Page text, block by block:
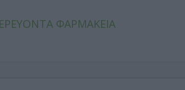
ΦΑΡΜΑΚΕΙΑ